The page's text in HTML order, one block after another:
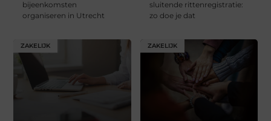
bijeenkomsten
organiseren in Utrecht
sluitende rittenregistratie:
zo doe je dat
ZAKELIJK ZAKELIJK